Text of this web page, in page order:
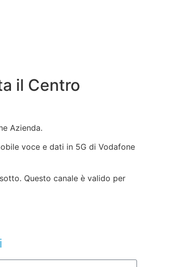
il Centro
Azienda.
voce e dati in 5G di Vodafone
Questo canale è valido per